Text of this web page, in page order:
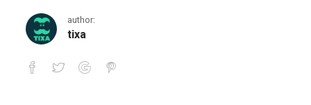
author:
tixa